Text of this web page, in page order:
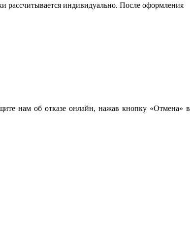
рассчитывается индивидуально. После оформления
нам об отказе онлайн, нажав кнопку «Отмена» в